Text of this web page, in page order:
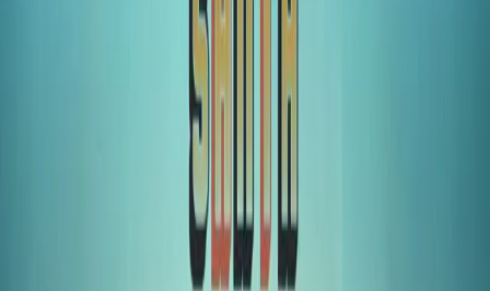
MADREPERLA
DAVID BYRNE